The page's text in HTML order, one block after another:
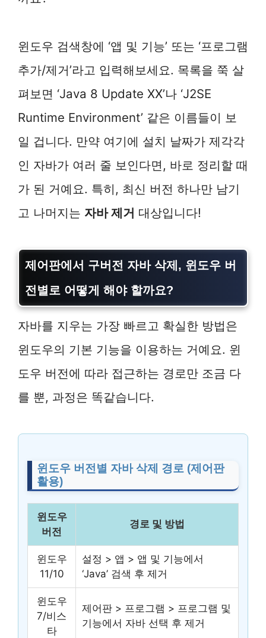
윈도우 검색창에 ‘앱 및 기능’ 또는 ‘프로그램
추가/제거’라고 입력해보세요. 목록을 쭉 살
펴보면 ‘Java 8 Update XX’나 ‘J2SE
Runtime Environment’ 같은 이름들이 보
일 겁니다. 만약 여기에 설치 날짜가 제각각
인 자바가 여러 줄 보인다면, 바로 정리할 때
가 된 거예요. 특히, 최신 버전 하나만 남기
고 나머지는 자바 제거 대상입니다!
제어판에서 구버전 자바 삭제 , 윈도우 버
전별로 어떻게 해야 할까요?
자바를 지우는 가장 빠르고 확실한 방법은
윈도우의 기본 기능을 이용하는 거예요. 윈
도우 버전에 따라 접근하는 경로만 조금 다
를 뿐, 과정은 똑같습니다.
윈도우 버전별 자바 삭제 경로 (제어판
활용)
윈도우
버전
경로 및 방법
윈도우
11/10
설정 > 앱 > 앱 및 기능에서
‘Java’ 검색 후 제거
윈도우
7/비스
타
제어판 > 프로그램 > 프로그램 및
기능에서 자바 선택 후 제거